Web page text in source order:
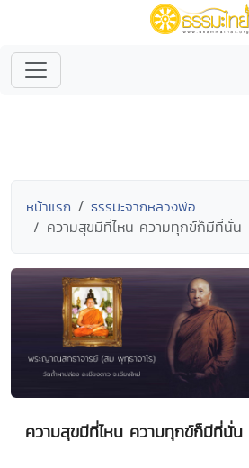
หน้าแรก ธรรมะจากหลวงพ่อ
ความสุขมีที่ไหน ความทุกข์ก็มีที่นั่น
ความสุขมีที่ไหน ความทุกข์ก็มีที่นั่น